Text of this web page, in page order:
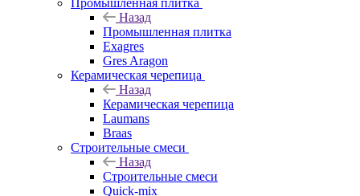
Промышленная плитка
Назад
Промышленная плитка
Exagres
Gres Aragon
Керамическая черепица
Назад
Керамическая черепица
Laumans
Braas
Строительные смеси
Назад
Строительные смеси
Quick-mix